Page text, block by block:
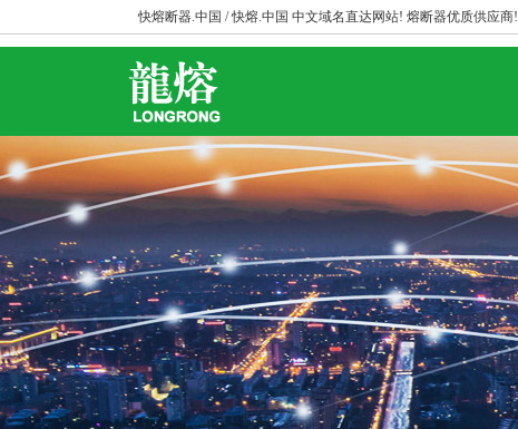
快熔断器.中国 / 快熔.中国 中文域名直达网站! 熔断器优质供应商!